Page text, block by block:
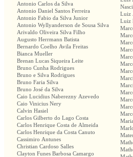
Antonio Carlos da Silva
Antonio Daniel Santos Ferreira
Antonio Fabio da Silva Junior
Antonio Wyllyanderson de Sousa Silva
Arivaldo Oliveira Silva Filho
Augusto Herrmann Batista
Bernardo Coelho Avila Freitas
Bianca Mueller
Brenan Lucas Siqueira Leite
Bruno Cunha Rodrigues
Bruno e Silva Rodrigues
Bruno Faria Silva
Bruno José da Silva
Caio Lucidius Naberezny Azevedo
Caio Vinicius Nery
Calvin Hasiel
Carlos Gilberto do Lago Costa
Carlos Henrique Costa de Almeida
Carlos Henrique da Costa Canuto
Cassimiro Antunes
Christian Cardoso Salles
Clayton Funes Barbosa Camargo
Luiz
Luiz